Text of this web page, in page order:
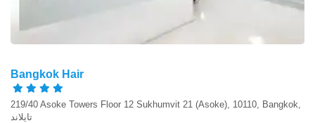
Bangkok Hair
219/40 Asoke Towers Floor 12 Sukhumvit 21 (Asoke), 10110, Bangkok,
تايلاند